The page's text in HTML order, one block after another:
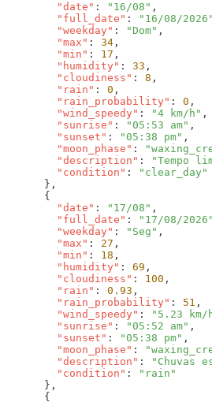
        "date"
: "16/08"
        "full_date"
: "16/08/2026"
        "weekday"
: "Dom"
        "max"
: 34
        "min"
: 17
        "humidity"
: 33
        "cloudiness"
: 8
        "rain"
: 0
        "rain_probability"
: 0
        "wind_speedy"
: "4 km/h"
        "sunrise"
: "05:53 am"
        "sunset"
: "05:38 pm"
        "moon_phase"
:
        "description"
: "Tempo
        "condition"
:
        "date"
: "17/08"
        "full_date"
: "17/08/2026"
        "weekday"
: "Seg"
        "max"
: 27
        "min"
: 18
        "humidity"
: 69
        "cloudiness"
: 100
        "rain"
: 0.93
        "rain_probability"
: 51
        "wind_speedy"
: "5.23 km/
        "sunrise"
: "05:52 am"
        "sunset"
: "05:38 pm"
        "moon_phase"
:
        "description"
: "Chuvas
        "condition"
: